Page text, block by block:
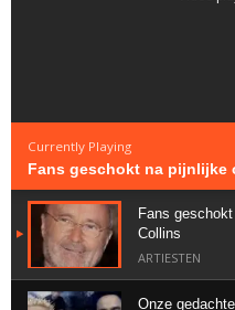
Currently Playing
Fans geschokt na
Fans
Collins
ARTIESTEN
Onze